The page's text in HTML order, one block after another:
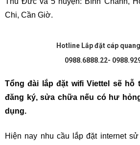
Chi, Cần Giờ.
Hotline Lắp đặt cáp
0988.6888.22-
Tổng đài lắp đặt wifi Viettel sẽ hỗ
đăng ký, sửa chữa nếu có hư
dụng.
Hiện nay nhu cầu lắp đặt internet